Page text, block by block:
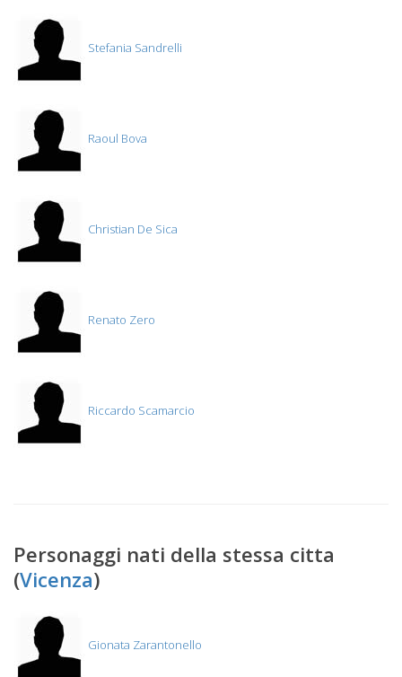
Stefania Sandrelli
Raoul Bova
Christian De Sica
Renato Zero
Riccardo Scamarcio
Personaggi nati della stessa citta
(Vicenza)
Gionata Zarantonello